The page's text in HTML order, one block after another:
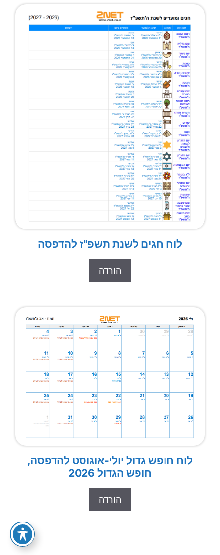
לוח חגים לשנת תשפ"ז להדפסה
הורדה
לוח חופש גדול יולי-אוגוסט להדפסה,
חופש הגדול 2026
הורדה